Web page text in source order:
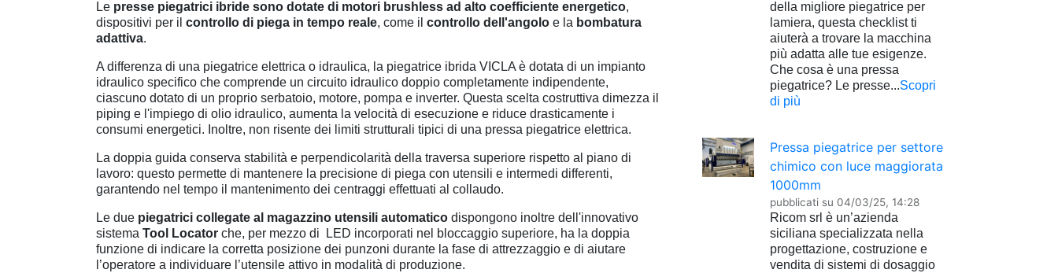
Le presse piegatrici ibride sono dotate di motori brushless ad alto coefficiente energetico,
dispositivi per il controllo di piega in tempo reale, come il controllo dell'angolo e la bombatura
adattiva.
A differenza di una piegatrice elettrica o idraulica, l a piegatrice ibrida VICLA è dotata di un impianto
idraulico specifico che comprende un circuito idraulico doppio completamente indipendente,
ciascuno dotato di un proprio serbatoio, motore, pompa e inverter. Questa scelta costruttiva dimezza il
piping e l'impiego di olio idraulico, aumenta la velocità di esecuzione e riduce drasticamente i
consumi energetici. Inoltre, non risente dei limiti strutturali tipici di una pressa piegatrice elettrica.
La doppia guida conserva stabilità e perpendicolarità della traversa superiore rispetto al piano di
lavoro: questo permette di mantenere la precisione di piega con utensili e intermedi differenti,
garantendo nel tempo il mantenimento dei centraggi effettuati al collaudo.
Le due piegatrici collegate al magazzino utensili automatico dispongono inoltre dell'innovativo
sistema Tool Locator che, per mezzo di LED incorporati nel bloccaggio superiore, ha la doppia
funzione di indicare la corretta posizione dei punzoni durante la fase di attrezzaggio e di aiutare
l’operatore a individuare l’utensile attivo in modalità di produzione.
della migliore piegatrice per
lamiera, questa checklist ti
aiuterà a trovare la macchina
più adatta alle tue esigenze.
Che cosa è una pressa
piegatrice? Le presse...Scopri
di più
Pressa piegatrice per settore
chimico con luce maggiorata
1000mm
pubblicati su 04/03/25, 14:28
Ricom srl è un’azienda
siciliana specializzata nella
progettazione, costruzione e
vendita di sistemi di dosaggio